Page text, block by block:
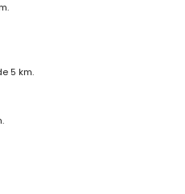
planchar
emergencia 24 horas
extra
(a demanda)
para sus vacaciones en
5 km.